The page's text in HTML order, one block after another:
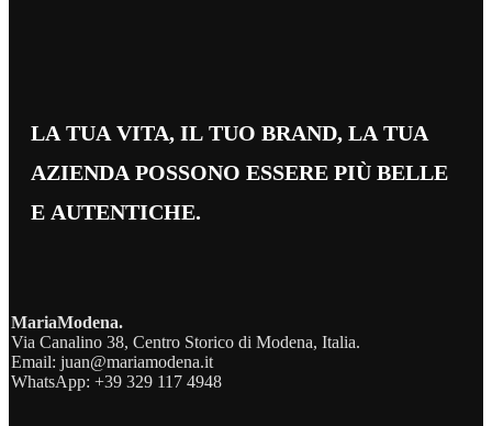
LA TUA VITA, IL TUO BRAND, LA TUA
AZIENDA POSSONO ESSERE PIÙ BELLE
E AUTENTICHE.
MariaModena.
Via Canalino 38, Centro Storico di Modena, Italia.
Email: juan@mariamodena.it
WhatsApp: +39 329 117 4948